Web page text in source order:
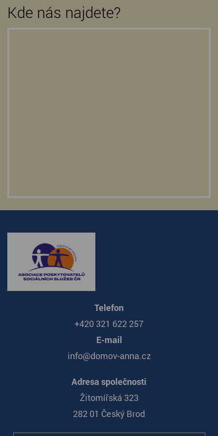
Kde nás najdete?
Telefon
+420 321 622 257
E-mail
info@domov-anna.cz
Adresa společnosti
Žitomířská 323
282 01 Český Brod